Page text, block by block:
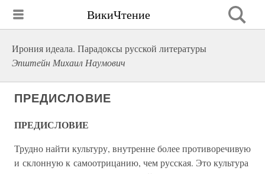
ВикиЧтение
Ирония идеала. Парадоксы русской литературы
Эпштейн Михаил Наумович
ПРЕДИСЛОВИЕ
ПРЕДИСЛОВИЕ
Трудно найти культуру, внутренне более противоречивую
и склонную к самоотрицанию, чем русская. Это культура